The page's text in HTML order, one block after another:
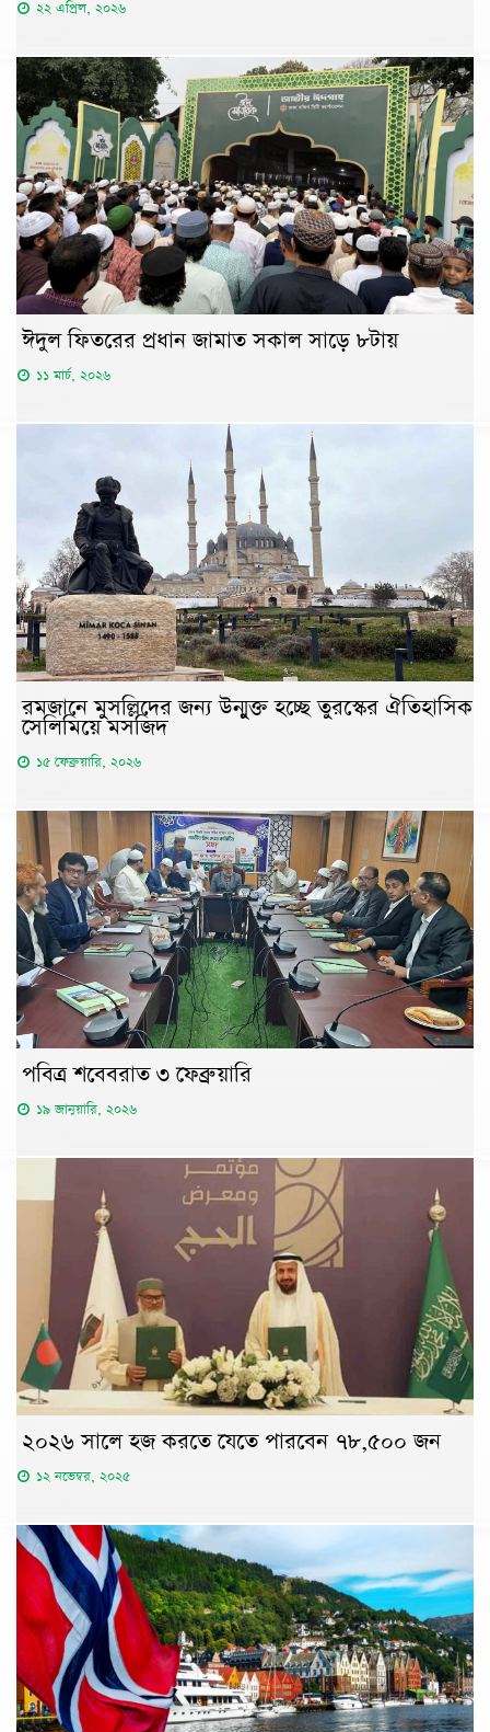
২২ এপ্রিল, ২০২৬
ঈদুল ফিতরের প্রধান জামাত সকাল সাড়ে ৮টায়
১১ মার্চ, ২০২৬
রমজানে মুসল্লিদের জন্য উন্মুক্ত হচ্ছে তুরস্কের ঐতিহাসিক
সেলিমিয়ে মসজিদ
১৫ ফেব্রুয়ারি, ২০২৬
পবিত্র শবেবরাত ৩ ফেব্রুয়ারি
১৯ জানুয়ারি, ২০২৬
২০২৬ সালে হজ করতে যেতে পারবেন ৭৮,৫০০ জন
১২ নভেম্বর, ২০২৫